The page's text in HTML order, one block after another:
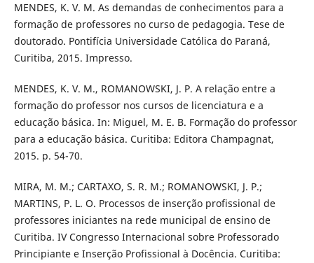
MENDES, K. V. M. As demandas de conhecimentos para a
formação de professores no curso de pedagogia. Tese de
doutorado. Pontifícia Universidade Católica do Paraná,
Curitiba, 2015. Impresso.
MENDES, K. V. M., ROMANOWSKI, J. P. A relação entre a
formação do professor nos cursos de licenciatura e a
educação básica. In: Miguel, M. E. B. Formação do professor
para a educação básica. Curitiba: Editora Champagnat,
2015. p. 54-70.
MIRA, M. M.; CARTAXO, S. R. M.; ROMANOWSKI, J. P.;
MARTINS, P. L. O. Processos de inserção profissional de
professores iniciantes na rede municipal de ensino de
Curitiba. IV Congresso Internacional sobre Professorado
Principiante e Inserção Profissional à Docência. Curitiba: